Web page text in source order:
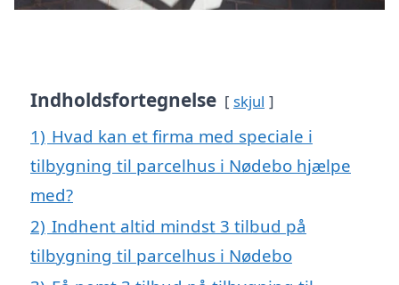
Indholdsfortegnelse skjul
1) Hvad kan et firma med speciale i
tilbygning til parcelhus i Nødebo hjælpe
med?
2) Indhent altid mindst 3 tilbud på
tilbygning til parcelhus i Nødebo